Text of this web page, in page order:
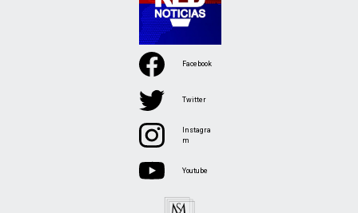
Facebook
Twitter
Instagra
m
Youtube